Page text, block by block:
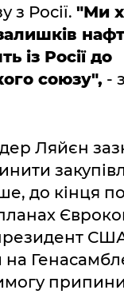
з Росії. "Ми
із Росії до
союзу", -
Ляйєн
до кінця
на